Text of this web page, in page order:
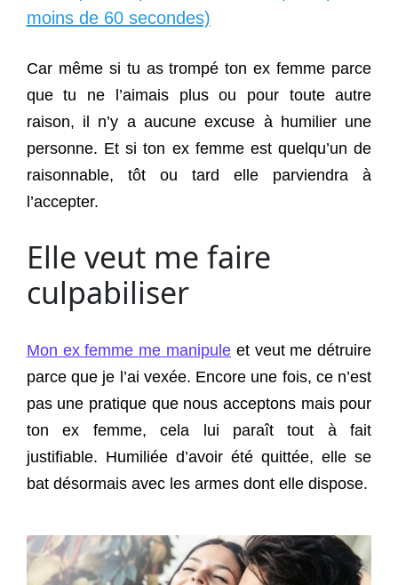
moins de 60 secondes)
Car même si tu as trompé ton ex femme parce
que tu ne l’aimais plus ou pour toute autre
raison, il n’y a aucune excuse à humilier une
personne. Et si ton ex femme est quelqu’un de
raisonnable, tôt ou tard elle parviendra à
l’accepter.
Elle veut me faire
culpabiliser
Mon ex femme me manipule et veut me détruire
parce que je l’ai vexée. Encore une fois, ce n’est
pas une pratique que nous acceptons mais pour
ton ex femme, cela lui paraît tout à fait
justifiable. Humiliée d’avoir été quittée, elle se
bat désormais avec les armes dont elle dispose.